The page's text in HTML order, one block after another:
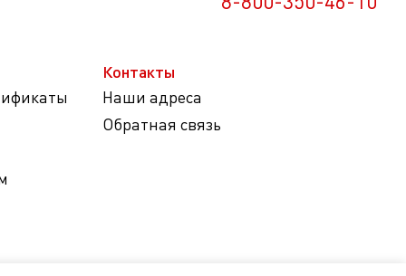
Контакты
Наши адреса
Обратная связь